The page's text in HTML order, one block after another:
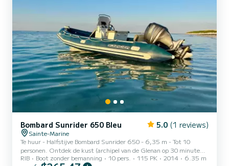
Bombard Sunrider 650 Bleu 5.0 (1 reviews)
Sainte-Marine
Te huur - Halfstijve Bombard Sunrider 650 - 6,35 m - Tot 10
personen. Ontdek de kust (archipel van de Glenan op 30 minuten
varen) aan boord van deze betrouwbare, prestatiegerichte
RIB Boot zonder bemanning 10 pers. 115 PK 2014 6.35 m